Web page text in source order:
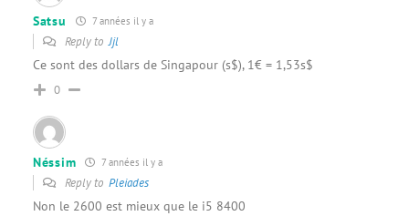
Satsu 7 années il y a
Reply toJjl
Ce sont des dollars de Singapour (s$), 1€ = 1,53s$
0
Néssim 7 années il y a
Reply to Pleiades
Non le 2600 est mieux que le i5 8400